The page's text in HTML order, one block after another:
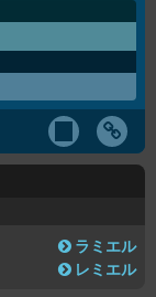
ラミエル
レミエル